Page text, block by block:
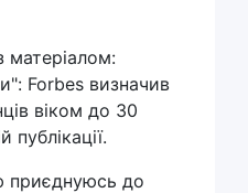
матеріалом:
Forbes визначив
віком до 30
публікації.
приєднуюсь до